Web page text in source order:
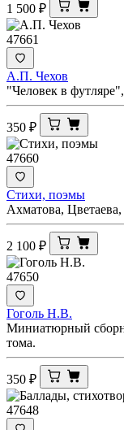
1 500 ₽
47661
А.П. Чехов
"Человек в
350 ₽
47660
Стихи, поэмы
Ахматова,
2 100 ₽
47650
Гоголь Н.В.
Миниатюрный
тома.
350 ₽
47648